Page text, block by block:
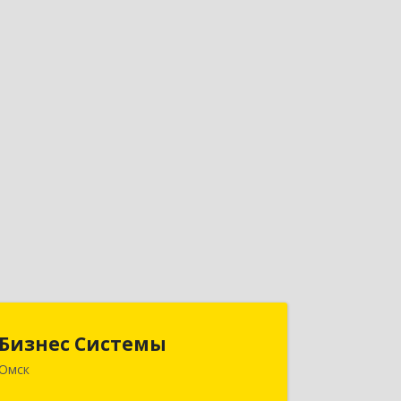
Бизнес Системы